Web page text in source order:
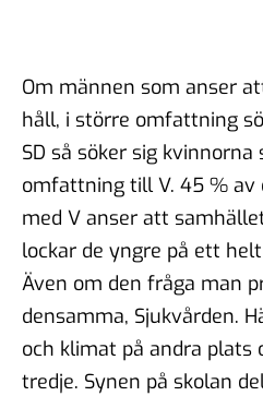
Om männen som anser
håll, i större omfattning
SD så söker sig
omfattning till V. 45 % av
med V anser att
lockar de yngre på ett
Även om den fråga man
densamma, Sjukvården.
och klimat på andra plats
tredje. Synen på skolan